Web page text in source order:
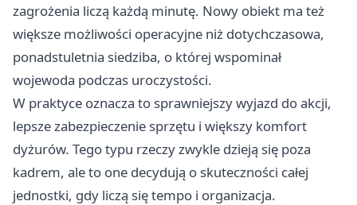
zagrożenia liczą każdą minutę. Nowy obiekt ma też
większe możliwości operacyjne niż dotychczasowa,
ponadstuletnia siedziba, o której wspominał
wojewoda podczas uroczystości.
W praktyce oznacza to sprawniejszy wyjazd do akcji,
lepsze zabezpieczenie sprzętu i większy komfort
dyżurów. Tego typu rzeczy zwykle dzieją się poza
kadrem, ale to one decydują o skuteczności całej
jednostki, gdy liczą się tempo i organizacja.